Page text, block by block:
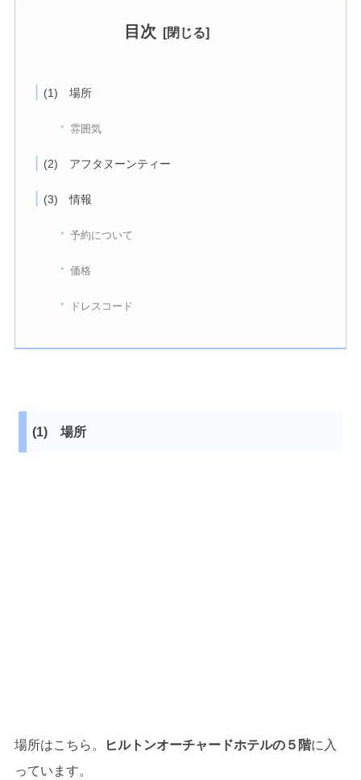
目次
(1) 場所
雰囲気
(2) アフタヌーンティー
(3) 情報
予約について
価格
ドレスコード
(1) 場所
場所はこちら。 ヒルトンオーチャードホテルの５階に入
っています。